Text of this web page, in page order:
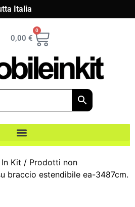
Italia
0,00 €
0
Kit / Prodotti non
braccio estendibile ea-3487cm.